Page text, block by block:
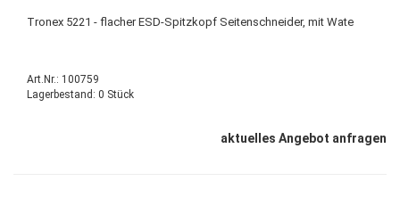
Tronex 5221 - flacher ESD-Spitzkopf Seitenschneider, mit Wate
Art.Nr.: 100759
Lagerbestand: 0 Stück
aktuelles Angebot anfragen